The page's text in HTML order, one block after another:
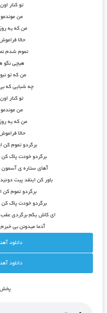
تو کنار
من
من که یه
حالا
تموم شدم
هیچی نگو
من که تو
چه شبایی که
تو کنار
من
من که یه
حالا
برگردو تموم کن
برگردو خودت پاک کن
آهای ستاره ی آسمون
باور کن اینقد پیت
برگردو تموم کن
برگردو خودت پاک کن
ای کاش یکم برگردی
آدما میدونن بی
دانلود
دانلود
پخش